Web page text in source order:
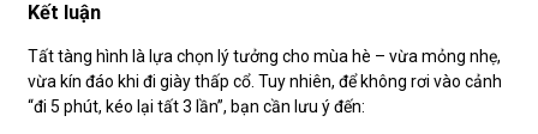
Kết luận
Tất tàng hình là lựa chọn lý tưởng cho mùa hè – vừa mỏng nhẹ,
vừa kín đáo khi đi giày thấp cổ. Tuy nhiên, để không rơi vào cảnh
“đi 5 phút, kéo lại tất 3 lần”, bạn cần lưu ý đến: